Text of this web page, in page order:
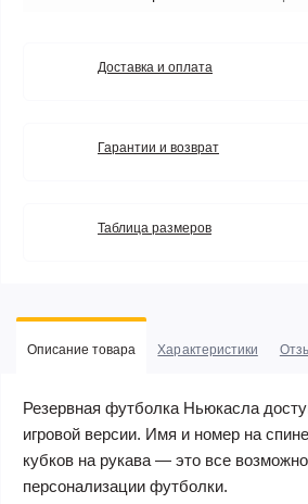
Доставка и оплата
Гарантии и возврат
Таблица размеров
Описание товара Характеристики
Резервная футболка Ньюкасла
игровой версии. Имя и номер на
кубков на рукава — это все
персонализации футболки.